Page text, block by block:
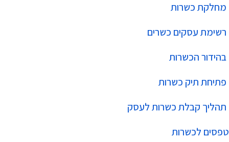
מחלקת כשרות
רשימת עסקים כשרים
בהידור הכשרות
פתיחת תיק כשרות
תהליך קבלת כשרות לעסק
טפסים לכשרות